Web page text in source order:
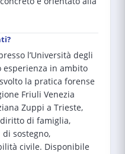
l’Università degli
esperienza in ambito
la pratica forense
Friuli Venezia
Zuppi a Trieste,
di famiglia,
sostegno,
civile. Disponibile